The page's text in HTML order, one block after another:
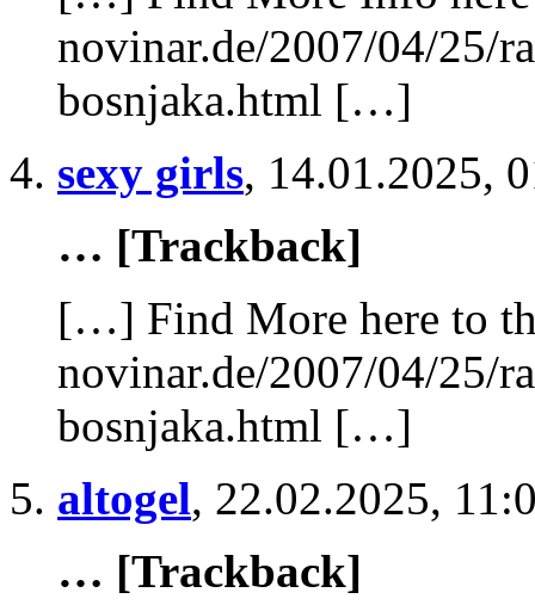
novinar.de/2007/04/25/
bosnjaka.html […]
sexy girls, 14.01.2025,
… [Trackback]
[…] Find More here to
novinar.de/2007/04/25/
bosnjaka.html […]
altogel, 22.02.2025,
… [Trackback]